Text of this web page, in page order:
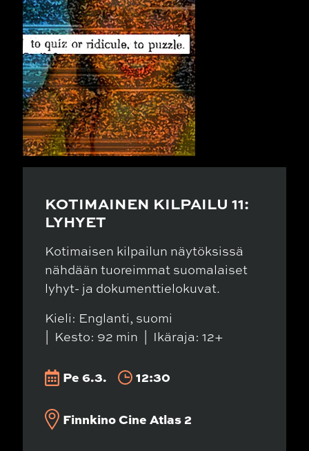
KOTIMAINEN KILPAILU 11:
LYHYET
Kotimaisen kilpailun näytöksissä
nähdään tuoreimmat suomalaiset
lyhyt- ja dokumenttielokuvat.
Kieli: Englanti, suomi
Kesto: 92 min
Ikäraja: 12+
Pe 6.3. 12:30
Finnkino Cine Atlas 2